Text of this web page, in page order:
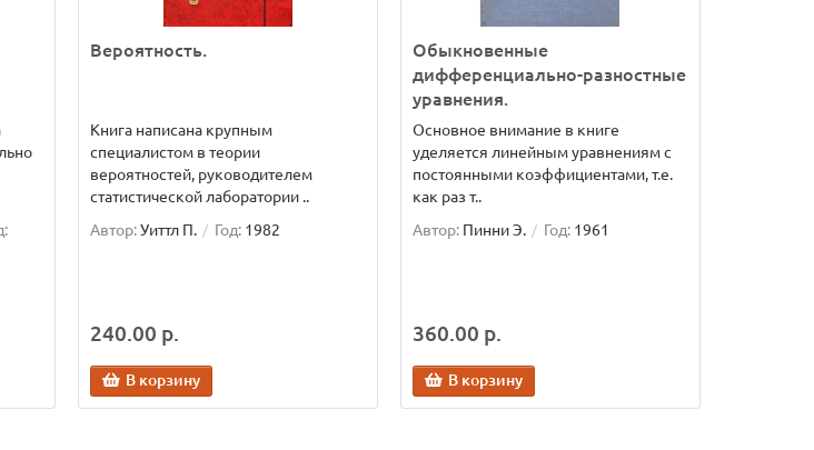
Вероятность.
Книга написана крупным
специалистом в теории
вероятностей, руководителем
статистической лаборатории ..
Автор:Уиттл П. Год: 1982
240.00 р.
В корзину
Обыкновенные
дифференциально-разностные
уравнения.
Основное внимание в книге
уделяется линейным уравнениям с
постоянными коэффициентами, т.е.
как раз т..
Автор: Пинни Э. Год: 1961
360.00 р.
В корзину